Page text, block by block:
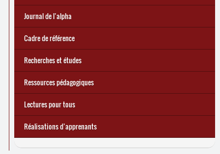
Réforme des allocations de chômage : premiers bilans
d’une exclusion annoncée
🎬 L’alpha populaire : c’est quoi ?
Statistiques 2025 sur les apprenant
Journal de l’alpha 241 (2
écrire demain
... Tous les articles
Journal de l’alpha
Cadre de référence
Recherches et études
Ressources pédagogiques
Lectures pour tous
Réalisations d’apprenants